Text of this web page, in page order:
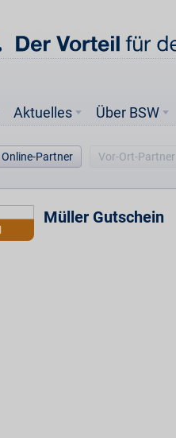
Aktuelles Über BSW
Online-Partner Vor-Ort-Partner
Müller Gutschein